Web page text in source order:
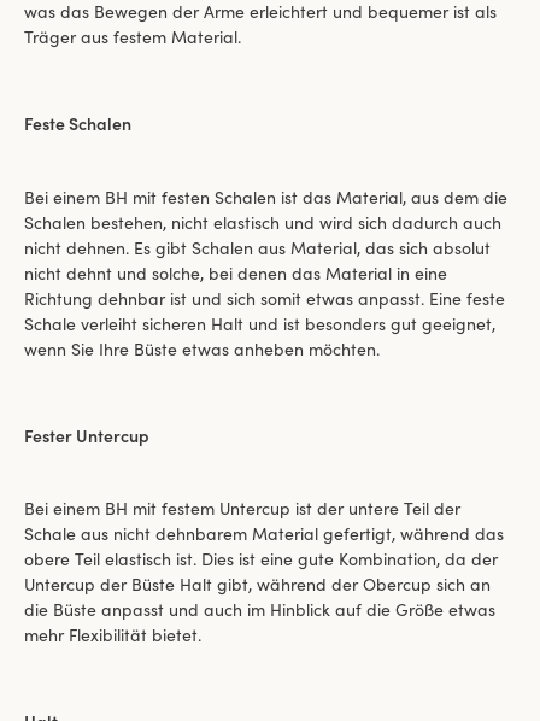
was das Bewegen der Arme erleichtert und bequemer ist als
Träger aus festem Material.
Feste Schalen
Bei einem BH mit festen Schalen ist das Material, aus dem die
Schalen bestehen, nicht elastisch und wird sich dadurch auch
nicht dehnen. Es gibt Schalen aus Material, das sich absolut
nicht dehnt und solche, bei denen das Material in eine
Richtung dehnbar ist und sich somit etwas anpasst. Eine feste
Schale verleiht sicheren Halt und ist besonders gut geeignet,
wenn Sie Ihre Büste etwas anheben möchten.
Fester Untercup
Bei einem BH mit festem Untercup ist der untere Teil der
Schale aus nicht dehnbarem Material gefertigt, während das
obere Teil elastisch ist. Dies ist eine gute Kombination, da der
Untercup der Büste Halt gibt, während der Obercup sich an
die Büste anpasst und auch im Hinblick auf die Größe etwas
mehr Flexibilität bietet.